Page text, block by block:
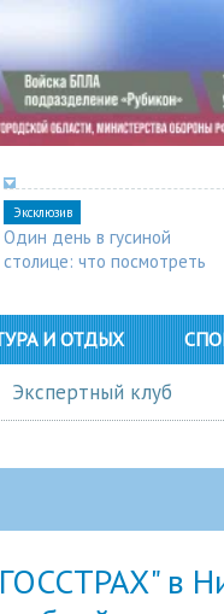
Эксклюзив
Один день в гусиной
столице: что посмотреть
И ОТДЫХ
Экспертный клуб
в